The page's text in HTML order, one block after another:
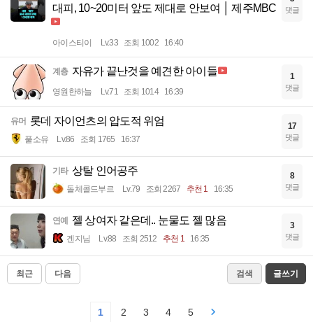
대피, 10~20미터 앞도 제대로 안보여 │ 제주MBC
아이스티이 Lv.33 조회 1002 16:40
댓글
계층 자유가 끝난것을 예견한 아이들
영원한하늘 Lv.71 조회 1014 16:39
1
댓글
유머 롯데 자이언츠의 압도적 위엄
풀소유 Lv.86 조회 1765 16:37
17
댓글
기타 상탈 인어공주
돌체콜드부르 Lv.79 조회 2267 추천 1 16:35
8
댓글
연예 젤 상여자 같은데.. 눈물도 젤 많음
겐지님 Lv.88 조회 2512 추천 1 16:35
3
댓글
최근 다음 검색 글쓰기
1 2 3 4 5